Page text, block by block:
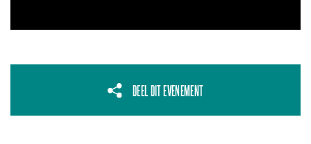
DEEL DIT EVENEMENT